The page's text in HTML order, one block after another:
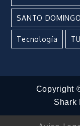
SANTO
Tecnología
Copyright
Shark